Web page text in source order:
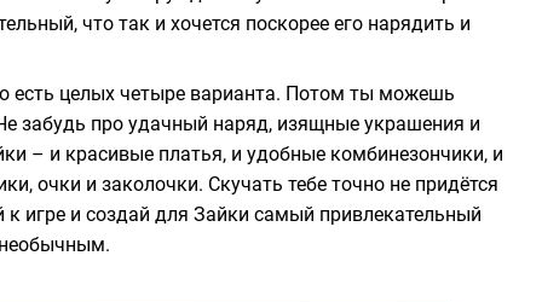
что так и хочется поскорее его нарядить и
есть целых четыре варианта. Потом ты можешь
забудь про удачный наряд, изящные украшения и
– и красивые платья, и удобные комбинезончики, и
очки и заколочки. Скучать тебе точно не придётся
к игре и создай для Зайки самый привлекательный